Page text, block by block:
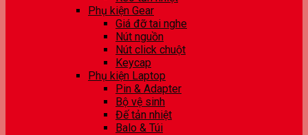
Phụ kiện Gear
Giá đỡ tai nghe
Nút nguồn
Nút click chuột
Keycap
Phụ kiện Laptop
Pin & Adapter
Bộ vệ sinh
Đế tản nhiệt
Balo & Túi